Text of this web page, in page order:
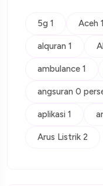
5g 1 Aceh 1
alquran 1
ambulance 1
angsuran 0
aplikasi 1
Arus Listrik 2